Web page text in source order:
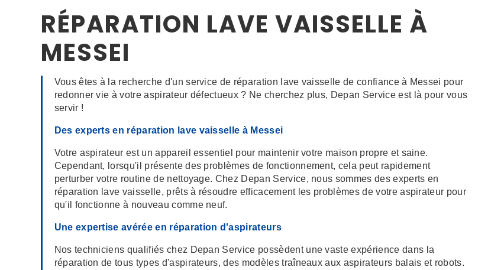
RÉPARATION LAVE VAISSELLE À
MESSEI
Vous êtes à la recherche d'un service de réparation lave vaisselle de confiance à Messei pour
redonner vie à votre aspirateur défectueux ? Ne cherchez plus, Depan Service est là pour vous
servir !
Des experts en réparation lave vaisselle à Messei
Votre aspirateur est un appareil essentiel pour maintenir votre maison propre et saine.
Cependant, lorsqu'il présente des problèmes de fonctionnement, cela peut rapidement
perturber votre routine de nettoyage. Chez Depan Service, nous sommes des experts en
réparation lave vaisselle, prêts à résoudre efficacement les problèmes de votre aspirateur pour
qu'il fonctionne à nouveau comme neuf.
Une expertise avérée en réparation d'aspirateurs
Nos techniciens qualifiés chez Depan Service possèdent une vaste expérience dans la
réparation de tous types d'aspirateurs, des modèles traîneaux aux aspirateurs balais et robots.